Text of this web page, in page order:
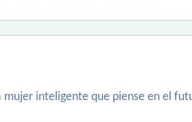
mujer inteligente que piense en el